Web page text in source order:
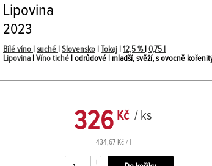
Lipovina
2023
Bílé víno suché Slovensko Tokaj 12,5 % 0,75 l
Lipovina
Víno tiché | odrůdové | mladší, svěží, s ovocně
326 Kč / ks
434,67 Kč / l
+